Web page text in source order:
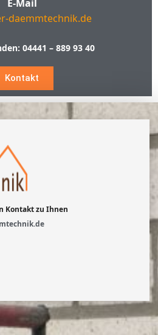
E-Mail
daemmtechnik.de
04441 – 889 93 40
Kontakt
Kontakt zu Ihnen